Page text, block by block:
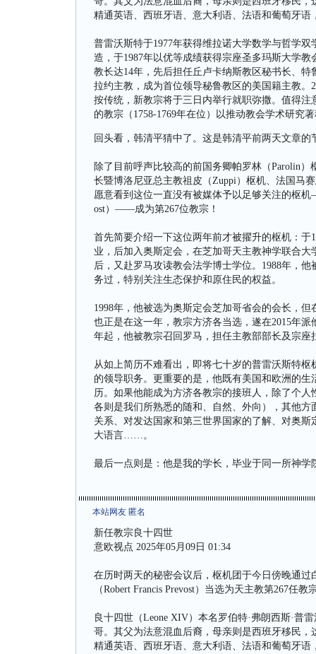
精通英语、西班牙语、意大利语、法语和葡萄牙语
普雷沃斯特于1977年获得维拉诺大学数学与哲学
造，于1987年以优等成绩获得宗座圣多玛斯大学
教长达14年，先后担任丘卢卡纳斯教区秘书长、
拉约主教，成为首位领导秘鲁教区的美国籍主教
按传统，新教宗将于三日内举行就职弥撒。值得
的教宗（1758-1769年在位）以推动教会学术研究
回头看，韩清平猜中了。这是韩清平前两天文章的
除了目前呼声比较高的前国务卿帕罗林（Parolin
长暨博洛尼亚总主教祖皮（Zuppi）枢机、法国马
愿意看到这位一直没有被媒体予以足够关注的枢
ost）——成为第267位教宗！
首先简要介绍一下这位两年前才被擢升的枢机：
业，后加入奥斯定会，在芝加哥天主教神学联合大
后，又赴罗马攻读教会法学博士学位。1988年，
务过，特别关注生态保护和原住民的权益。
1998年，他被选为奥斯定会芝加哥省会的会长，
也正是在这一年，教宗方济各当选，遂在2015年
年起，他被教宗召回罗马，担任主教部部长及宗座
从如上简历不难看出，即将七十岁的普雷沃斯特
的领导职务。更重要的是，他既有美国和欧洲的
历。如果他能成为方济各教宗的接班人，除了个
各则是我们所熟悉的随和、自然、外向），其他
关系、对发达国家和第三世界国家的了解、对奥
大语言……。
最后一点则是：他是我的学长，毕业于同一所神
本站网友 匿名
新任教宗良十四世
意欧视点 2025年05月09日 01:34
在历时两天的秘密会议后，枢机团于今日傍晚通过
（Robert Francis Prevost）当选为天主教第267任
良十四世（Leone XIV）本名罗伯特·弗朗西斯·普
哥。其父为法意混血后裔，母亲则是西班牙移民
精通英语、西班牙语、意大利语、法语和葡萄牙语